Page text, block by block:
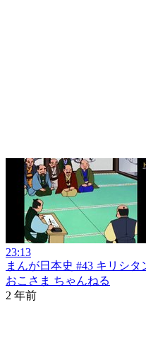
23:13
まんが日本史 #43 キリシ
おこさま ちゃんねる
2 年前